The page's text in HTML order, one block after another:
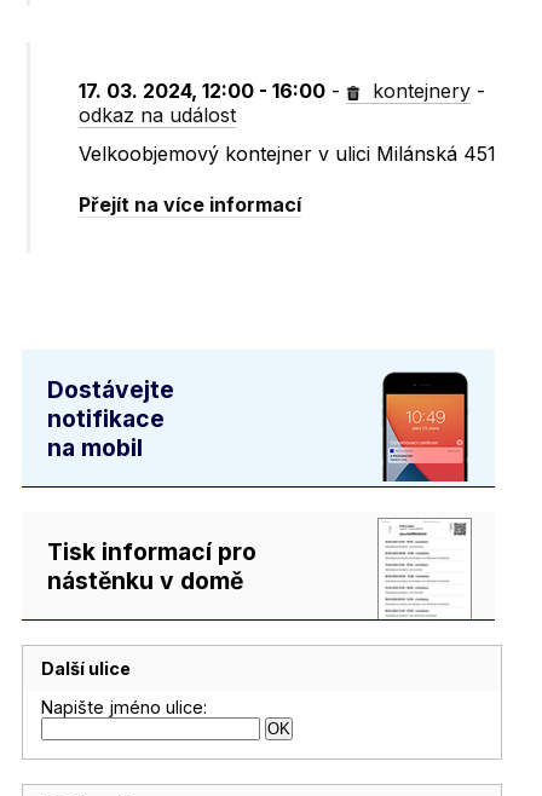
17. 03. 2024, 12:00 - 16:00 - kontejnery -
odkaz na událost
Velkoobjemový kontejner v ulici Milánská 451
Přejít na více informací
Dostávejte
notifikace
na mobil
Tisk informací pro
nástěnku v domě
Další ulice
Napište jméno ulice: